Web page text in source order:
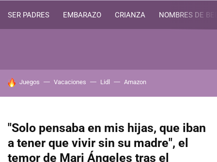
SER PADRES EMBARAZO CRIANZA NOMBRES DE
HOY SE HABLA DE
Juegos Vacaciones Lidl Amazon
"Solo pensaba en mis hijas, que iban
a tener que vivir sin su madre", el
temor de Mari Ángeles tras el